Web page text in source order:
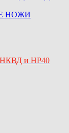
НОЖИ
и НР40